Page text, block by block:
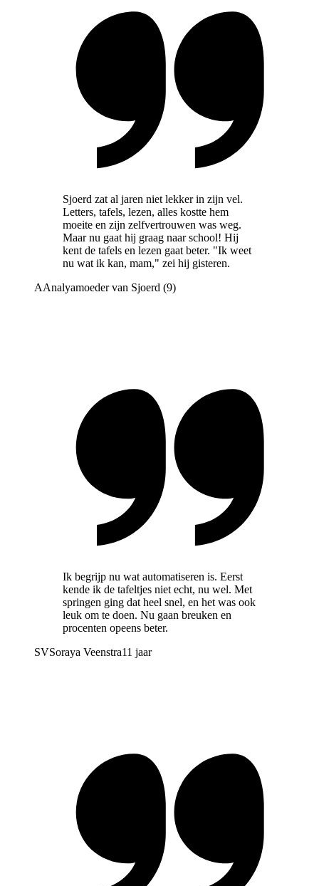
Sjoerd zat al jaren niet lekker in zijn vel.
Letters, tafels, lezen, alles kostte hem
moeite en zijn zelfvertrouwen was weg.
Maar nu gaat hij graag naar school! Hij
kent de tafels en lezen gaat beter. "Ik weet
nu wat ik kan, mam," zei hij gisteren.
AAnalyamoeder van Sjoerd (9)
Ik begrijp nu wat automatiseren is. Eerst
kende ik de tafeltjes niet echt, nu wel. Met
springen ging dat heel snel, en het was ook
leuk om te doen. Nu gaan breuken en
procenten opeens beter.
SVSoraya Veenstra11 jaar